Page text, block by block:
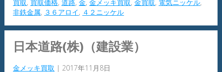
買取, 買取価格,道路,金,金メッキ買取,金買取, 電気ニッケル,
非鉄金属, ３６アロイ, ４２ニッケル
日本道路(株)（建設業）
金メッキ買取 | 2017年11月8日